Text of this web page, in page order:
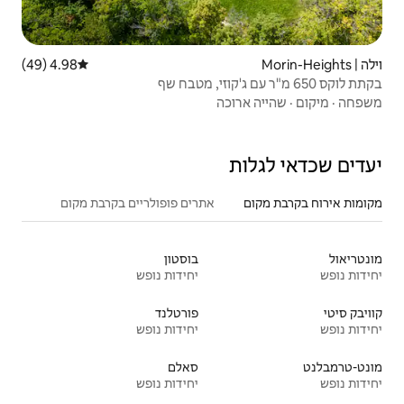
דירוג ממוצע של 4.98 מתוך 5, 49 ביקורות
אתרים פופולריים בקרבת מקום
בוסטון
יחידות נופש
פורטלנד
יחידות נופש
סאלם
יחידות נופש